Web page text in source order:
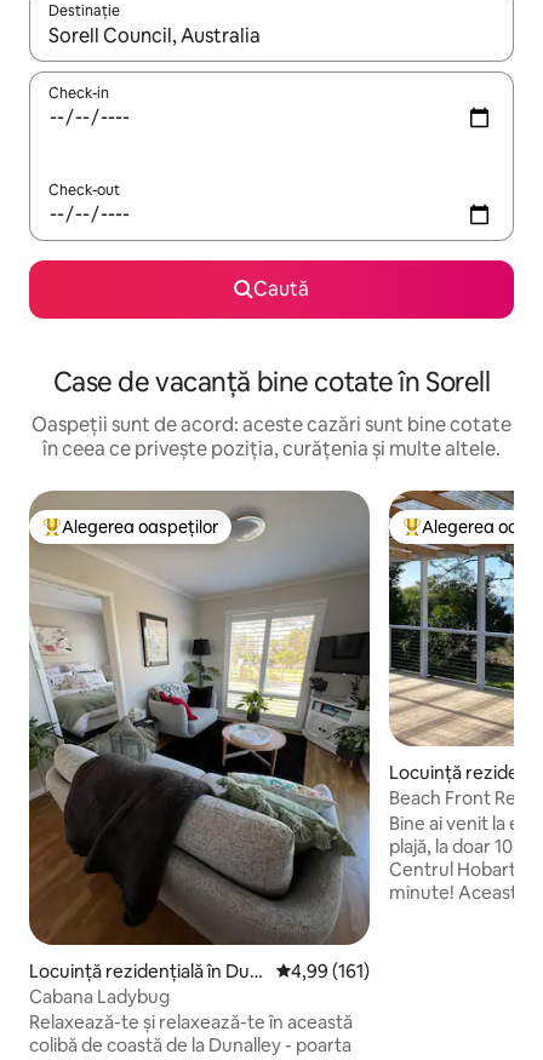
Destinație
Când se încarcă rezultatele, navighează folosind tastele
Check-in
Check-out
Caută
Case de vacanță bine cotate în Sorell
Oaspeții sunt de acord: aceste cazări sunt bine cotate
în ceea ce privește poziția, curățenia și multe altele.
Locuință din topul categoriei Alegerea oaspeților
Alegerea oaspeților
Locuință rezidențială în Dun
alley
Scor mediu de 4,99 din 5, 161
4,99 (161)
Cabana Ladybug
Relaxează-te și relaxează-te în această
colibă de coastă de la Dunalley - poarta
Locuință din
Alegerea
Locuință
na
Beach Front
tufișuri spre apă
Bine ai venit la
plajă, la doar 10
Centrul Hobart
minute! Această